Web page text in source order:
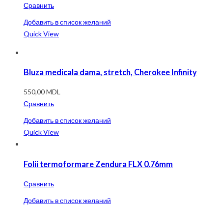
Сравнить
Добавить в список желаний
Quick View
Bluza medicala dama, stretch, Cherokee Infinity
550,00MDL
Сравнить
Добавить в список желаний
Quick View
Folii termoformare Zendura FLX 0.76mm
Сравнить
Добавить в список желаний